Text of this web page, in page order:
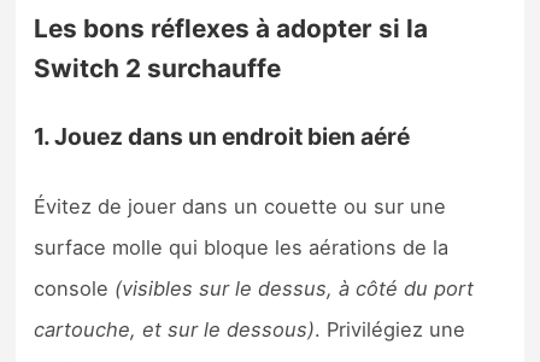
Les bons réflexes à adopter si la
Switch 2 surchauffe
1. Jouez dans un endroit bien aéré
Évitez de jouer dans un couette ou sur une
surface molle qui bloque les aérations de la
console (visibles sur le dessus, à côté du port
cartouche, et sur le dessous). Privilégiez une